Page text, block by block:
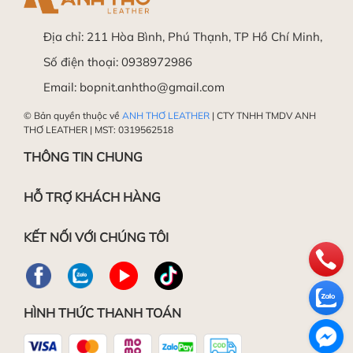
Trong trường hợp vẫn chưa thực hiện được, Quý
khách hàng vui lòng mang sản phẩm đến Shop
để được Hỗ trợ miễn phí.
Chúc các bạn thành công!
Làm mềm da
Đánh bóng da
Địa chỉ: 211 Hòa Bình, Phú Thạnh, TP Hồ Chí Minh,
Số điện thoại: 0938972986
Email: bopnit.anhtho@gmail.com
© Bản quyền thuộc về ANH THƠ LEATHER | CTY TNHH TMDV ANH
THƠ LEATHER | MST: 0319562518
THÔNG TIN CHUNG
HỖ TRỢ KHÁCH HÀNG
KẾT NỐI VỚI CHÚNG TÔI
HÌNH THỨC THANH TOÁN